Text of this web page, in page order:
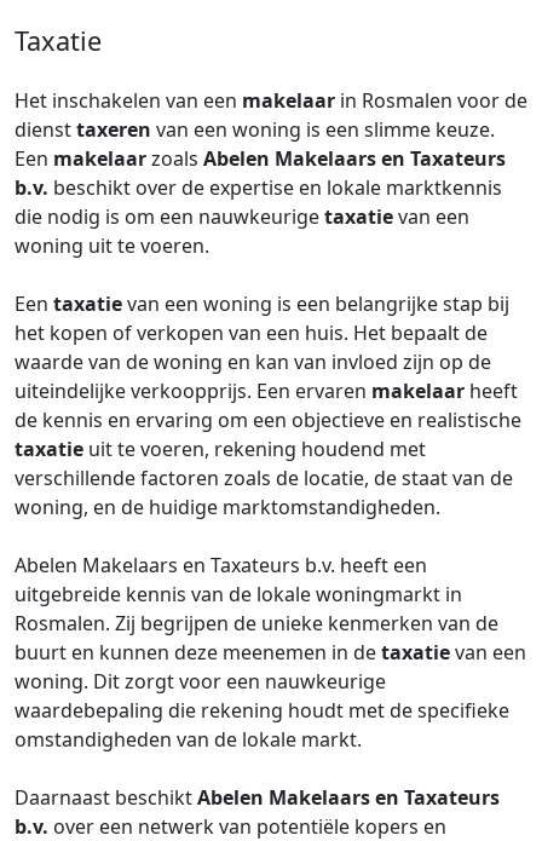
Taxatie
Het inschakelen van een makelaar in Rosmalen voor de
diensttaxeren van een woning is een slimme keuze.
Een makelaarzoals Abelen Makelaars en Taxateurs
b.v. beschikt over de expertise en lokale marktkennis
die nodig is om een nauwkeurigetaxatievan een
woning uit te voeren.
Een taxatievan een woning is een belangrijke stap bij
het kopen of verkopen van een huis. Het bepaalt de
waarde van de woning en kan van invloed zijn op de
uiteindelijke verkoopprijs. Een ervaren makelaar heeft
de kennis en ervaring om een objectieve en realistische
taxatie uit te voeren, rekening houdend met
verschillende factoren zoals de locatie, de staat van de
woning, en de huidige marktomstandigheden.
Abelen Makelaars en Taxateurs b.v. heeft een
uitgebreide kennis van de lokale woningmarkt in
Rosmalen. Zij begrijpen de unieke kenmerken van de
buurt en kunnen deze meenemen in detaxatievan een
woning. Dit zorgt voor een nauwkeurige
waardebepaling die rekening houdt met de specifieke
omstandigheden van de lokale markt.
Daarnaast beschiktAbelen Makelaars en Taxateurs
b.v. over een netwerk van potentiële kopers en